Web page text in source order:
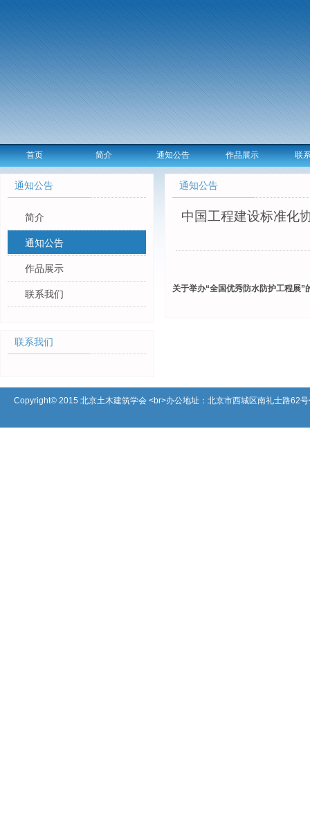
首页 简介 通知公告 作品展示 联
通知公告
简介
通知公告
作品展示
联系我们
联系我们
通知公告
中国工程建设标准化
关于举办“全国优秀防水防护工程展”
Copyright© 2015 北京土木建筑学会 <br>办公地址：北京市西城区南礼士路62